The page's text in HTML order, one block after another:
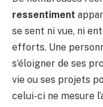
ressentiment
se sent ni vue, ni
efforts. Une
s’éloigner de ses
vie ou ses projets
celui-ci ne mesure